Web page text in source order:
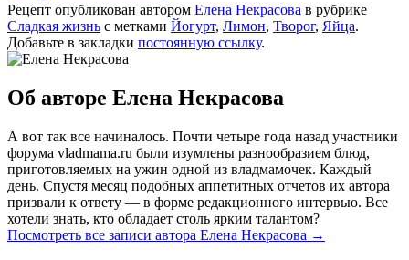
Рецепт опубликован автором Елена Некрасова в рубрике
Сладкая жизнь с метками Йогурт, Лимон, Творог, Яйца.
Добавьте в закладки постоянную ссылку.
Об авторе Елена Некрасова
А вот так все начиналось. Почти четыре года назад участники
форума vladmama.ru были изумлены разнообразием блюд,
приготовляемых на ужин одной из владмамочек. Каждый
день. Спустя месяц подобных аппетитных отчетов их автора
призвали к ответу — в форме редакционного интервью. Все
хотели знать, кто обладает столь ярким талантом?
Посмотреть все записи автора Елена Некрасова →